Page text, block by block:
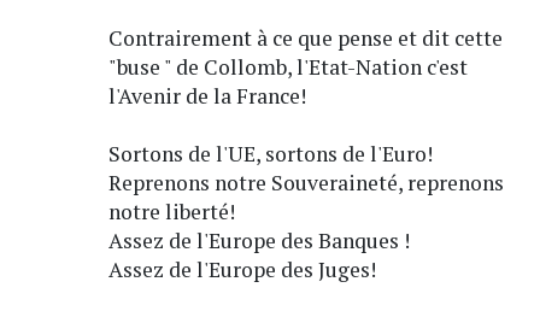
Contrairement à ce que pense et dit cette
"buse " de Collomb, l'Etat-Nation c'est
l'Avenir de la France!
Sortons de l'UE, sortons de l'Euro!
Reprenons notre Souveraineté, reprenons
notre liberté!
Assez de l'Europe des Banques !
Assez de l'Europe des Juges!